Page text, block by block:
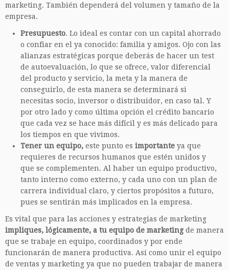
marketing. También dependerá del volumen y tamaño de la
empresa.
Presupuesto. Lo ideal es contar con un capital ahorrado
o confiar en el ya conocido: familia y amigos. Ojo con las
alianzas estratégicas porque deberás de hacer un test
de autoevaluación, lo que se ofrece, valor diferencial
del producto y servicio, la meta y la manera de
conseguirlo, de esta manera se determinará si
necesitas socio, inversor o distribuidor, en caso tal. Y
por otro lado y como última opción el crédito bancario
que cada vez se hace más difícil y es más delicado para
los tiempos en que vivimos.
Tener un equipo, este punto es importante ya que
requieres de recursos humanos que estén unidos y
que se complementen. Al haber un equipo productivo,
tanto interno como externo, y cada uno con un plan de
carrera individual claro, y ciertos propósitos a futuro,
pues se sentirán más implicados en la empresa.
Es vital que para las acciones y estrategias de marketing
impliques, lógicamente, a tu equipo de marketing de manera
que se trabaje en equipo, coordinados y por ende
funcionarán de manera productiva. Así como unir el equipo
de ventas y marketing ya que no pueden trabajar de manera